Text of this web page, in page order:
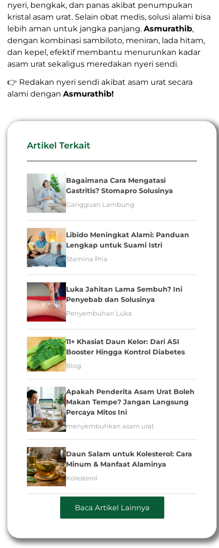
nyeri, bengkak, dan panas akibat penumpukan
kristal asam urat. Selain obat medis, solusi alami bisa
lebih aman untuk jangka panjang. Asmurathib,
dengan kombinasi sambiloto, meniran, lada hitam,
dan kepel, efektif membantu menurunkan kadar
asam urat sekaligus meredakan nyeri sendi.
👉 Redakan nyeri sendi akibat asam urat secara
alami dengan Asmurathib!
Artikel Terkait
Bagaimana Cara Mengatasi
Gastritis? Stomapro Solusinya
Gangguan Lambung
Libido Meningkat Alami: Panduan
Lengkap untuk Suami Istri
Stamina Pria
Luka Jahitan Lama Sembuh? Ini
Penyebab dan Solusinya
Penyembuhan Luka
11+ Khasiat Daun Kelor: Dari ASI
Booster Hingga Kontrol Diabetes
Blog
Apakah Penderita Asam Urat Boleh
Makan Tempe? Jangan Langsung
Percaya Mitos Ini
menyembuhkan asam urat
Daun Salam untuk Kolesterol: Cara
Minum & Manfaat Alaminya
Kolesterol
Baca Artikel Lainnya